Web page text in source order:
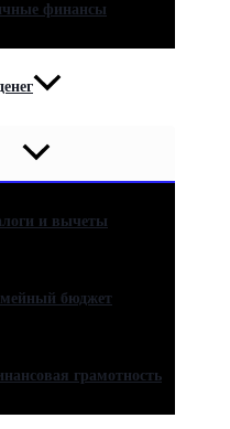
финансы
и вычеты
бюджет
грамотность